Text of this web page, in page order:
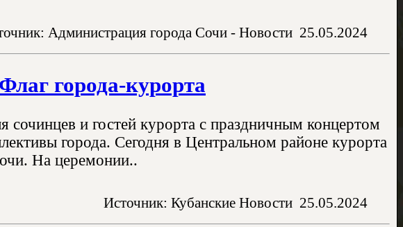
Администрация города Сочи - Новости 25.05.2024
города-курорта
и гостей курорта с праздничным концертом
города. Сегодня в Центральном районе курорта
На церемонии..
Источник: Кубанские Новости 25.05.2024